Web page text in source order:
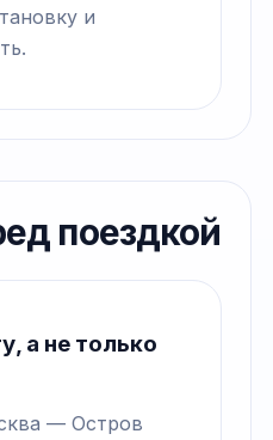
и
поездкой
а не только
— Остров